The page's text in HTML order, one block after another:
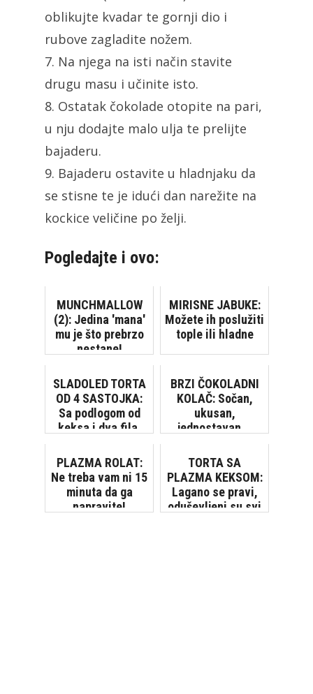
oblikujte kvadar te gornji dio i
rubove zagladite nožem.
7. Na njega na isti način stavite
drugu masu i učinite isto.
8. Ostatak čokolade otopite na pari,
u nju dodajte malo ulja te prelijte
bajaderu.
9. Bajaderu ostavite u hladnjaku da
se stisne te je idući dan narežite na
kockice veličine po želji.
Pogledajte i ovo:
MUNCHMALLOW
(2): Jedina 'mana'
mu je što prebrzo
nestane!
MIRISNE JABUKE:
Možete ih poslužiti
tople ili hladne
SLADOLED TORTA
OD 4 SASTOJKA:
Sa podlogom od
keksa i dva fila,
minuta! [VIDEO]
BRZI ČOKOLADNI
KOLAČ: Sočan,
ukusan,
jednostavan...
PLAZMA ROLAT:
Ne treba vam ni 15
minuta da ga
napravite!
TORTA SA
PLAZMA KEKSOM:
Lagano se pravi,
oduševljeni su svi